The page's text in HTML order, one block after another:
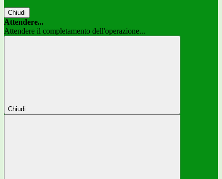
Chiudi
Attendere...
Attendere il completamento dell'operazione...
Chiudi